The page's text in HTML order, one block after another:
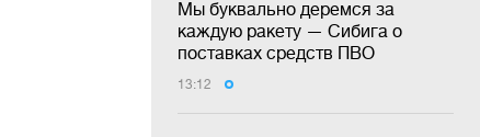
Мы буквально деремся за
каждую ракету — Сибига о
поставках средств ПВО
13:12